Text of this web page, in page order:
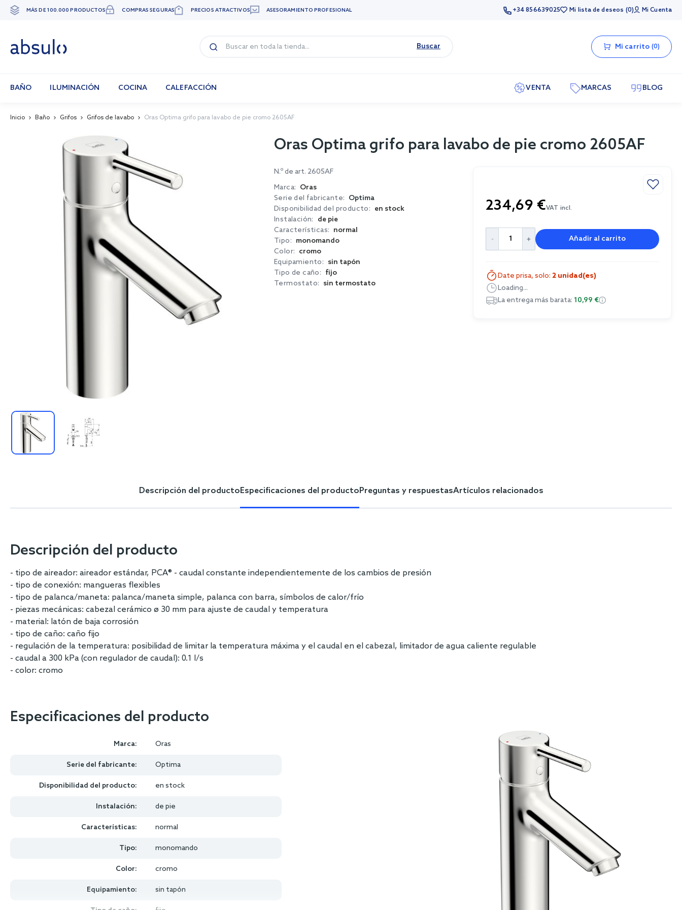
Ir
MÁS DE 100.000 PRODUCTOS COMPRAS SEGURAS PRECIOS ATRACTIVOS ASESORAMIENTO PROFESIONAL +34 856639025 Mi lista de deseos 0 Mi Cuenta
Buscar Mi carrito 0
BAÑO ILUMINACIÓN COCINA CALEFACCIÓN VENTA MARCAS BLOG
Inicio Baño Grifos Grifos de lavabo Oras Optima grifo para lavabo de pie cromo 2605AF
Oras Optima grifo para lavabo de pie cromo 2605AF
N.º de art. 2605AF
Marca: Oras
Serie del fabricante: Optima
Disponibilidad del producto: en stock
Instalación:
de pie
Características: normal
Tipo: monomando
Color: cromo
Equipamiento: sin tapón
Tipo de caño: fijo
Termostato: sin termostato
234,69 €VAT incl.
Añadir al carrito
Date prisa, solo: 2 unidad(es)
Loading...
La entrega más barata: 10,99 €
Descripción del producto Especificaciones del producto Preguntas y respuestasArtículos relacionados
Descripción del producto
- tipo de aireador: aireador estándar, PCA® - caudal constante independientemente de los cambios de presión
- tipo de conexión: mangueras flexibles
- tipo de palanca/maneta: palanca/maneta simple, palanca con barra, símbolos de calor/frío
- piezas mecánicas: cabezal cerámico ø 30 mm para ajuste de caudal y temperatura
- material: latón de baja corrosión
- tipo de caño: caño fijo
- regulación de la temperatura: posibilidad de limitar la temperatura máxima y el caudal en el cabezal, limitador de agua caliente regulable
- caudal a 300 kPa (con regulador de caudal): 0.1 l/s
- color: cromo
Especificaciones del producto
Marca: Oras
Serie del fabricante: Optima
Disponibilidad del producto: en stock
Instalación: de pie
Características: normal
Tipo: monomando
Color: cromo
Equipamiento: sin tapón